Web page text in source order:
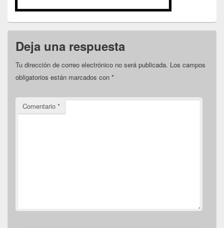
Deja una respuesta
Tu dirección de correo electrónico no será publicada. Los campos
obligatorios están marcados con *
Comentario *